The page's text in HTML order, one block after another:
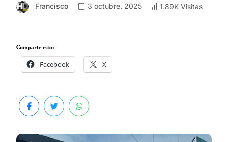
Francisco 3 octubre, 2025 1.89K Visitas
Comparte esto:
Facebook X